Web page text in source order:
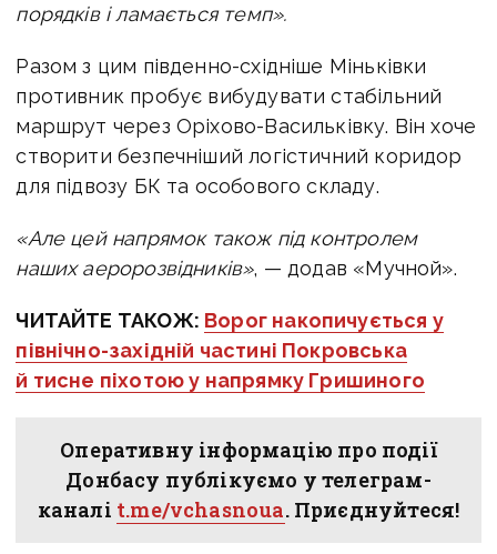
порядків і ламається темп».
Разом з цим південно-східніше Міньківки
противник пробує вибудувати стабільний
маршрут через Оріхово-Васильківку. Він хоче
створити безпечніший логістичний коридор
для підвозу БК та особового складу.
«Але цей напрямок також під контролем
наших аеророзвідників», — додав «Мучной».
ЧИТАЙТЕ ТАКОЖ: Ворог накопичується у
північно-західній частині Покровська
й тисне піхотою у напрямку Гришиного
Оперативну інформацію про події
Донбасу публікуємо у телеграм-
каналі t.me/vchasnoua. Приєднуйтеся!